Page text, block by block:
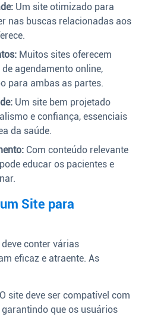
Um site otimizado para
nas buscas relacionadas aos
Muitos sites oferecem
agendamento online,
para ambas as partes.
Um site bem projetado
e confiança, essenciais
da saúde.
Com conteúdo relevante
educar os pacientes e
Site para
conter várias
eficaz e atraente. As
O site deve ser compatível com
que os usuários